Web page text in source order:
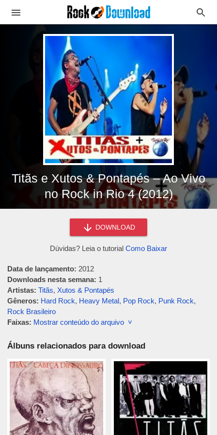
Titãs e Xutos & Pontapés – Ao Vivo
no Rock in Rio 4 (2012)
DOWNLOAD
Dúvidas? Leia o tutorial Como Baixar
Data de lançamento: 2012
Downloads nesta semana: 1
Artistas: Titãs, Xutos & Pontapés
Gêneros: Hard Rock, Heavy Metal, Pop Rock, Punk Rock,
Rock Brasileiro
Faixas: Mostrar conteúdo do arquivo ˅
Álbuns relacionados para download